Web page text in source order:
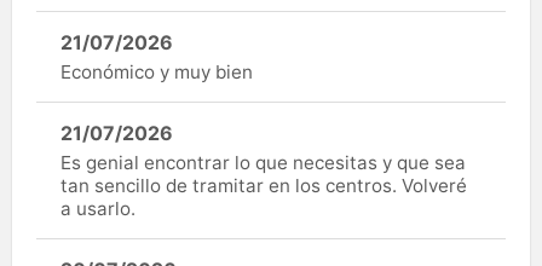
21/07/2026
Económico y muy bien
21/07/2026
Es genial encontrar lo que necesitas y que sea
tan sencillo de tramitar en los centros. Volveré
a usarlo.